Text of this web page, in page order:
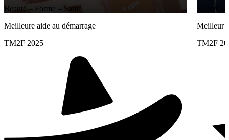
Beauté – Forme – Santé
Meilleure aide au démarrage
TM2F 2025
Beauté
Meilleur
TM2F